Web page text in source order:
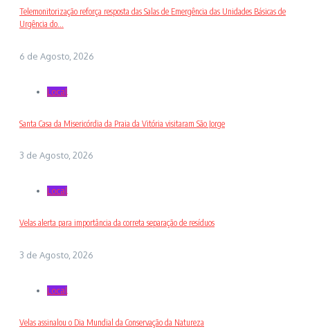
Telemonitorização reforça resposta das Salas de Emergência das Unidades Básicas de
Urgência do...
6 de Agosto, 2026
Local
Santa Casa da Misericórdia da Praia da Vitória visitaram São Jorge
3 de Agosto, 2026
Local
Velas alerta para importância da correta separação de resíduos
3 de Agosto, 2026
Local
Velas assinalou o Dia Mundial da Conservação da Natureza